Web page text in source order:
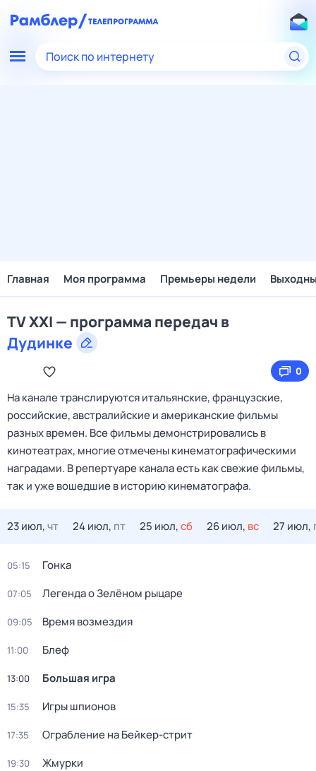
Поиск по интернету
Главная Моя программа Премьеры недели
TV XXI — программа передач в
Дудинке
0
На канале транслируются итальянские, французские,
российские, австралийские и американские фильмы
разных времен. Все фильмы демонстрировались в
кинотеатрах, многие отмечены кинематографическими
наградами. В репертуаре канала есть как свежие фильмы,
так и уже вошедшие в историю кинематографа.
23 июл,чт 24 июл, пт 25 июл,сб 26 июл, вс 27 июл,
05:15 Гонка
07:05 Легенда о Зелёном рыцаре
09:05 Время возмездия
11:00 Блеф
13:00 Большая игра
15:35 Игры шпионов
17:35 Ограбление на Бейкер-стрит
19:30 Жмурки